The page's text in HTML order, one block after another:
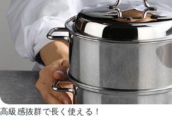
高級感抜群で長く使える！